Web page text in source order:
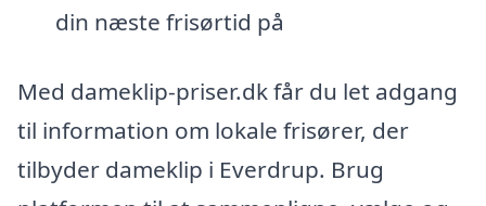
din næste frisørtid på
Med dameklip-priser.dk får du let adgang
til information om lokale frisører, der
tilbyder dameklip i Everdrup. Brug